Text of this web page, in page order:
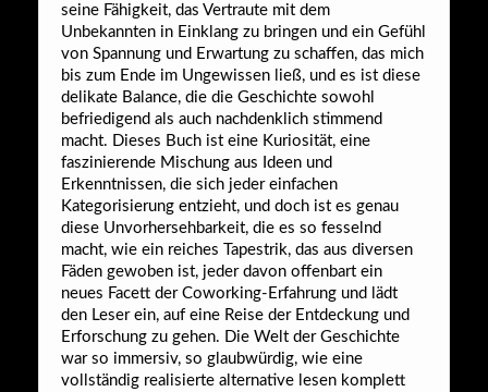
seine Fähigkeit, das Vertraute mit dem
Unbekannten in Einklang zu bringen und ein Gefühl
von Spannung und Erwartung zu schaffen, das mich
bis zum Ende im Ungewissen ließ, und es ist diese
delikate Balance, die die Geschichte sowohl
befriedigend als auch nachdenklich stimmend
macht. Dieses Buch ist eine Kuriosität, eine
faszinierende Mischung aus Ideen und
Erkenntnissen, die sich jeder einfachen
Kategorisierung entzieht, und doch ist es genau
diese Unvorhersehbarkeit, die es so fesselnd
macht, wie ein reiches Tapestrik, das aus diversen
Fäden gewoben ist, jeder davon offenbart ein
neues Facett der Coworking-Erfahrung und lädt
den Leser ein, auf eine Reise der Entdeckung und
Erforschung zu gehen. Die Welt der Geschichte
war so immersiv, so glaubwürdig, wie eine
vollständig realisierte alternative lesen komplett